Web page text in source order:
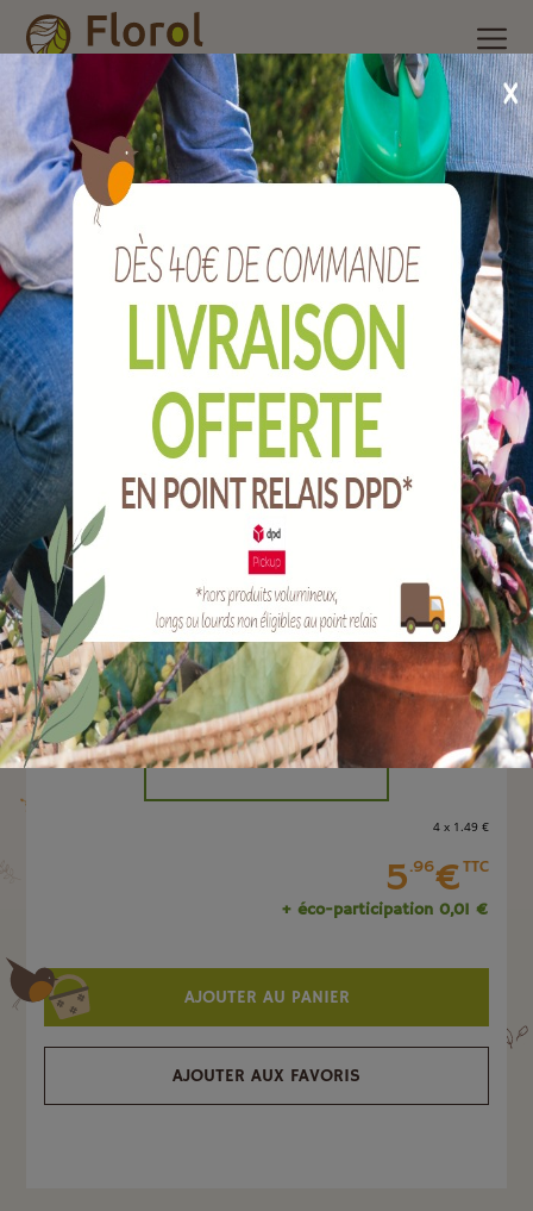
Accueil Nos produits /Quincaillerie/ Gond sur platine noir Ø
14 mm
Gond sur platine noir Ø 14 mm
Ref :
QGGSP14
EAN :4004338306687
Marque :
SOERGEN Distribution
Quantité :
Unité
-
4 x 1 .49 €
5.96€TTC
+ éco-participation 0,01 €
AJOUTER AU PANIER
AJOUTER AUX FAVORIS